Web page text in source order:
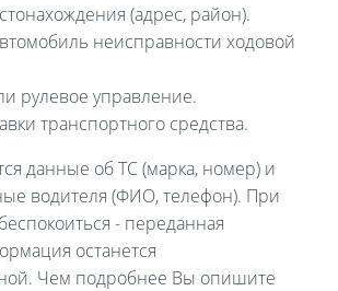
(адрес, район).
неисправности ходовой
рулевое управление.
транспортного средства.
данные об ТС (марка, номер) и
водителя (ФИО, телефон). При
- переданная
останется
Чем подробнее Вы опишите